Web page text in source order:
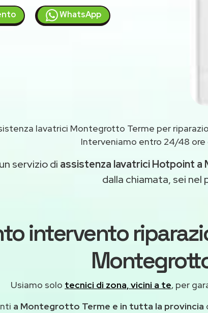
WhatsApp
lavatrici Montegrotto Terme per
Interveniamo entro 24/48 ore
servizio di assistenza lavatrici Hotpoint
dalla chiamata, sei nel
intervento
Usiamo solo tecnici di zona, vicini a te, per
a Montegrotto Terme e in tutta la provincia